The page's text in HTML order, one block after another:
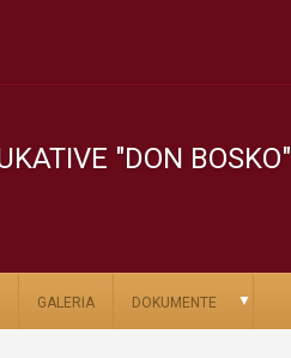
"DON BOSKO"
GALERIA DOKUMENTE ▼